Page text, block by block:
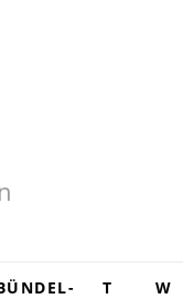
T W